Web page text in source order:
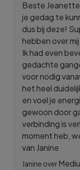
Beste
je gedag te
dus bij deze!
hebben over
Ik had even
gedachte
voor nodig
het heel
en voel je
gewoon door
verbinding is
moment heb,
van Janine
Janine over